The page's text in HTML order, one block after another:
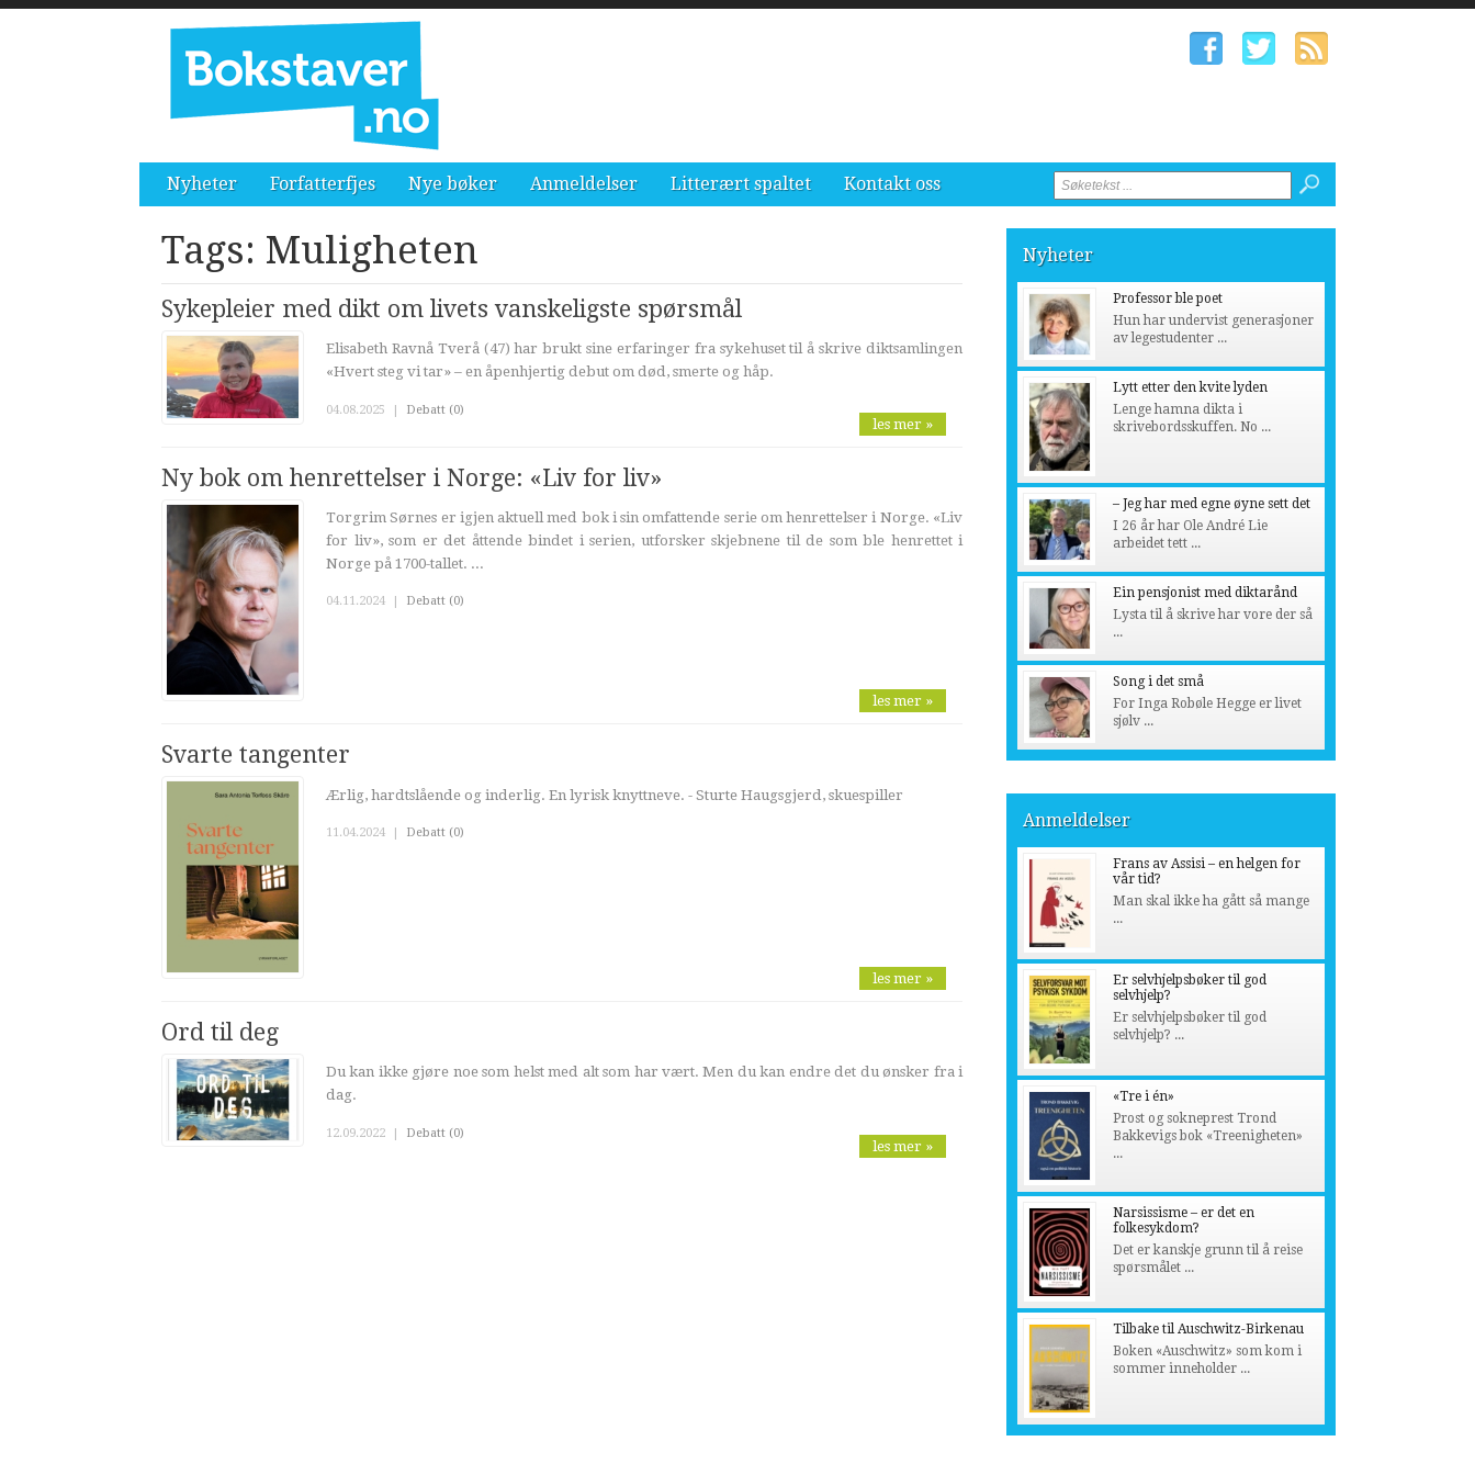
Nyheter Forfatterfjes Nye bøker Anmeldelser Litterært spaltet Kontakt oss
Tags: Muligheten
Sykepleier med dikt om livets vanskeligste spørsmål
Elisabeth Ravnå Tverå (47) har brukt sine erfaringer fra sykehuset til å skrive diktsamlingen
«Hvert steg vi tar» – en åpenhjertig debut om død, smerte og håp.
04.08.2025 | Debatt (0)
les mer »
Ny bok om henrettelser i Norge: «Liv for liv»
Torgrim Sørnes er igjen aktuell med bok i sin omfattende serie om henrettelser i Norge. «Liv
for liv», som er det åttende bindet i serien, utforsker skjebnene til de som ble henrettet i
Norge på 1700-tallet. ...
04.11.2024 Debatt (0)
les mer »
Svarte tangenter
Ærlig, hardtslående og inderlig. En lyrisk knyttneve. - Sturte Haugsgjerd, skuespiller
11.04.2024 | Debatt (0)
les mer »
Ord til deg
Du kan ikke gjøre noe som helst med alt som har vært. Men du kan endre det du ønsker fra i
dag.
12.09.2022 | Debatt (0)
les mer »
Nyheter
Professor ble poet
Hun har undervist generasjoner
av legestudenter ...
Lytt etter den kvite lyden
Lenge hamna dikta i
skrivebordsskuffen. No ...
– Jeg har med egne øyne sett det
I 26 år har Ole André Lie
arbeidet tett ...
Ein pensjonist med diktarånd
Lysta til å skrive har vore der så
...
Song i det små
For Inga Robøle Hegge er livet
sjølv ...
Anmeldelser
Frans av Assisi – en helgen for
vår tid?
Man skal ikke ha gått så mange
...
Er selvhjelpsbøker til god
selvhjelp?
Er selvhjelpsbøker til god
selvhjelp? ...
«Tre i én»
Prost og sokneprest Trond
Bakkevigs bok «Treenigheten»
...
Narsissisme – er det en
folkesykdom?
Det er kanskje grunn til å reise
spørsmålet ...
Tilbake til Auschwitz-Birkenau
Boken «Auschwitz» som kom i
sommer inneholder ...